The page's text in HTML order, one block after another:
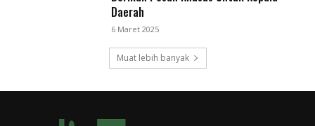
Daerah
6 Maret 2025
Muat lebih banyak